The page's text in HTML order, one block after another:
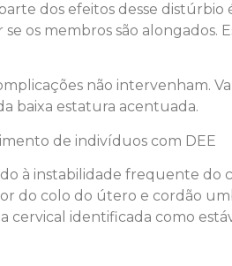
dos efeitos desse
os membros são
não intervenham.
baixa estatura acentuada.
de indivíduos com DEE
à instabilidade frequente
do colo do útero e cordão
identificada como